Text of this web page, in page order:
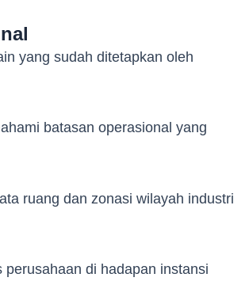
yang sudah ditetapkan oleh
batasan operasional yang
ruang dan zonasi wilayah industri
di hadapan instansi